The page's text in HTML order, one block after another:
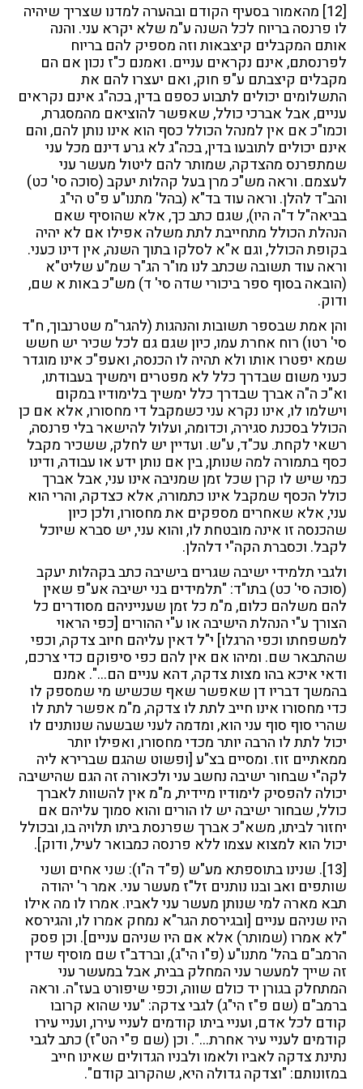
[12]
מהאמור בסעיף הקודם ובהערה למדנו שצריך שיהיה
לו פרנסה בריוח לכל השנה ע"מ שלא יקרא עני. והנה
אותם המקבלים קיצבאות וזה מספיק להם בריוח
לפרנסתם, אינם נקראים עניים. ואמנם כ"ז נכון אם הם
מקבלים קיצבתם ע"פ חוק, ואם יעצרו להם את
התשלומים יכולים לתבוע כספם בדין, בכה"ג אינם נקראים
עניים, אבל אברכי כולל, שאפשר להוציאם מהמסגרת,
וכמו"כ אם אין למנהל הכולל כסף הוא אינו נותן להם, והם
אינם יכולים לתובעו בדין, בכה"ג לא גרע דינם מכל עני
שמתפרנס מהצדקה, שמותר להם ליטול מעשר עני
לעצמם. וראה מש"כ מרן בעל קהלות יעקב (סוכה סי' כט)
והב"ד להלן. וראה עוד בד"א (בהל' מתנו"ע פ"ט הי"ג
בביאה"ל ד"ה היו), שגם כתב כך, אלא שהוסיף שאם
הנהלת הכולל מתחייבת לתת משלה אפילו אם לא יהיה
בקופת הכולל, וגם א"א לסלקו בתוך השנה, אין דינו כעני.
וראה עוד תשובה שכתב לנו מו"ר הג"ר שמ"ע שליט"א
(הובאה בסוף ספר ביכורי שדה סי' ד) מש"כ באות א שם,
ודוק.
והן אמת שבספר תשובות והנהגות (להגר"מ שטרנבוך, ח"ד
סי' רטו) רוח אחרת עמו, כיון שגם גם לכל שכיר יש חשש
שמא יפטרו אותו ולא תהיה לו הכנסה, ואעפ"כ אינו מוגדר
כעני משום שבדרך כלל לא מפטרים וימשיך בעבודתו,
וא"כ ה"ה אברך שבדרך כלל ימשיך בלימודיו במקום
וישלמו לו, אינו נקרא עני כשמקבל די מחסורו, אלא אם כן
הכולל בסכנת סגירה, וכדומה, ועלול להישאר בלי פרנסה,
רשאי לקחת. עכ"ד, ע"ש. ועדיין יש לחלק, ששכיר מקבל
כסף בתמורה למה שנותן, בין אם נותן ידע או עבודה, ודינו
כמי שיש לו קרן שכל זמן שמניבה אינו עני, אבל אברך
כולל הכסף שמקבל אינו כתמורה, אלא כצדקה, והרי הוא
עני, אלא שאחרים מספקים את מחסורו, ולכן כיון
שהכנסה זו אינה מובטחת לו, והוא עני, יש סברא שיוכל
לקבל. וכסברת הקה"י דלהלן.
ולגבי תלמידי ישיבה שגרים בישיבה כתב בקהלות יעקב
(סוכה סי' כט) בתו"ד: "תלמידים בני ישיבה אע"פ שאין
להם משלהם כלום, מ"מ כל זמן שענייניהם מסודרים כל
הצורך ע"י הנהלת הישיבה או ע"י ההורים [כפי הראוי
למשפחתו וכפי הרגלו] י"ל דאין עליהם חיוב צדקה, וכפי
שהתבאר שם. ומיהו אם אין להם כפי סיפוקם כדי צרכם,
ודאי איכא בהו מצות צדקה, דהא עניים הם…". אמנם
בהמשך דבריו דן שאפשר שאף שכשיש מי שמספק לו
כדי מחסורו אינו חייב לתת לו צדקה, מ"מ אפשר לתת לו
שהרי סוף סוף עני הוא, ומדמה לעני שבשעה שנותנים לו
יכול לתת לו הרבה יותר מכדי מחסורו, ואפילו יותר
ממאתיים זוז. ומסיים בצ"ע [ופשוט שהגם שברירא ליה
לקה"י שבחור ישיבה נחשב עני ולכאורה זה הגם שהישיבה
יכולה להפסיק לימודיו מיידית, מ"מ אין להשוות לאברך
כולל, שבחור ישיבה יש לו הורים והוא סמוך עליהם אם
יחזור לביתו, משא"כ אברך שפרנסת ביתו תלויה בו, ובכולל
יכול הוא למצוא עצמו ללא פרנסה כמבואר לעיל, ודוק].
[13]
. שנינו בתוספתא מע"ש (פ"ד ה"ו): שני אחים ושני
שותפים ואב ובנו נותנים זל"ז מעשר עני. אמר ר' יהודה
תבא מארה למי שנותן מעשר עני לאביו. אמרו לו מה אילו
היו שניהם עניים [ובגירסת הגר"א נמחק אמרו לו, והגירסא
"לא אמרו (שמותר) אלא אם היו שניהם עניים]. וכן פסק
הרמב"ם בהל' מתנו"ע (פ"ו הי"ג), וברדב"ז שם מוסיף שדין
זה שייך למעשר עני המחלק בבית, אבל במעשר עני
המתחלק בגורן יד כולם שווה, וכפי שיפורט בעז"ה. וראה
ברמב"ם (שם פ"ז הי"ג) לגבי צדקה: "עני שהוא קרובו
קודם לכל אדם, ועניי ביתו קודמים לעניי עירו, ועניי עירו
קודמים לעניי עיר אחרת…". וכן (שם פ"י הט"ז) כתב לגבי
נתינת צדקה לאביו ולאמו ולבניו הגדולים שאינו חייב
במזונותם: "וצדקה גדולה היא, שהקרוב קודם".